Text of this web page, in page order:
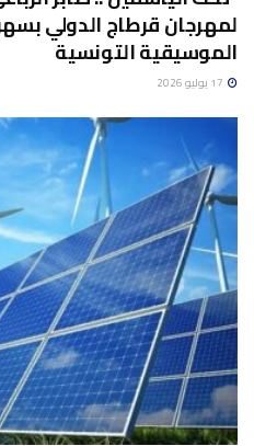
لمهرجان قرطاج الدولي
الموسيقية التونسية